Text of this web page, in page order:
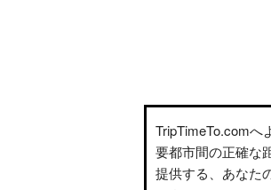
TripTimeTo.comへ
要都市間の正確な
提供する、あなた